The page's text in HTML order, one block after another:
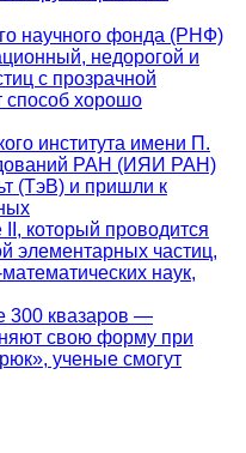
научного фонда (РНФ)
недорогой и
с прозрачной
способ хорошо
института имени П.
РАН (ИЯИ РАН)
(ТэВ) и пришли к
который проводится
элементарных частиц,
наук,
300 квазаров —
свою форму при
ученые смогут